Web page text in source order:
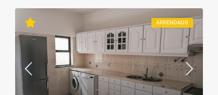
ARRENDADO